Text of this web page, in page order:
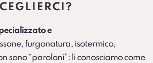
Prevedere collegamenti a landing.
operativa in caso di fermo prolungato
e
furgonatura, isotermico,
sono “paroloni”: li conosciamo come